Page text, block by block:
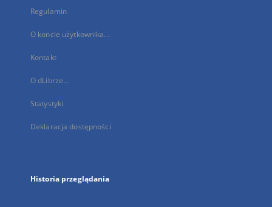
Regulamin
O koncie użytkownika...
Kontakt
O dLibrze...
Statystyki
Deklaracja dostępności
Historia przeglądania